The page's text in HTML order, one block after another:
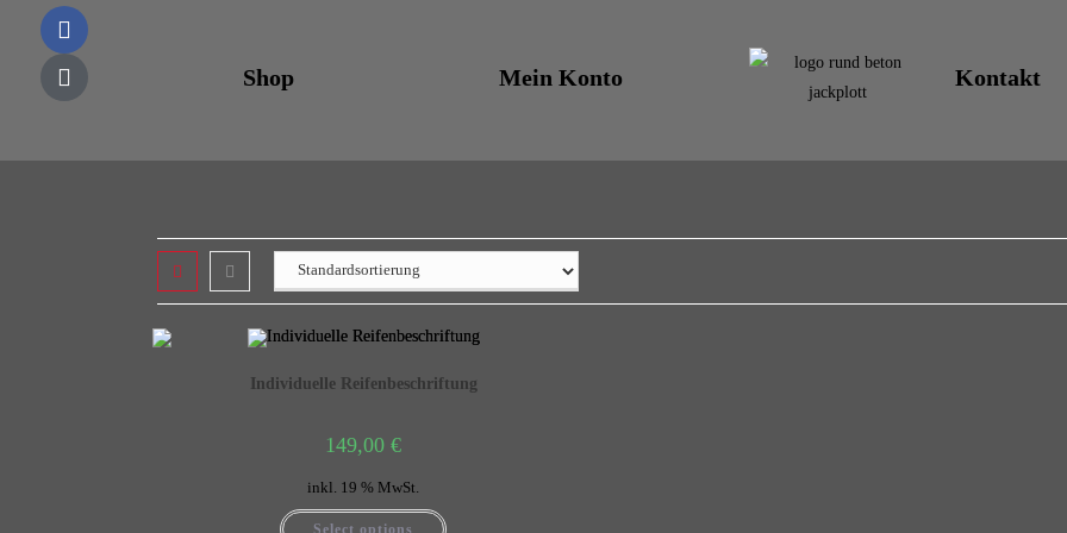
Shop Mein Konto Kontakt
Individuelle Reifenbeschriftung
149,00€
inkl. 19 % MwSt.
Select options